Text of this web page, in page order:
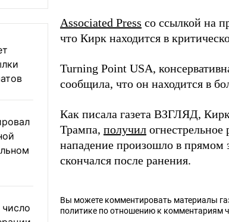
Associated Press со ссылкой на
что Кирк находится в
Turning Point USA,
сообщила, что он находится в
Как писала газета ВЗГЛЯД,
Трампа, получил
нападение произошло в прямом
скончался после ранения.
Вы можете комментировать материалы
политике по отношению к комментариям